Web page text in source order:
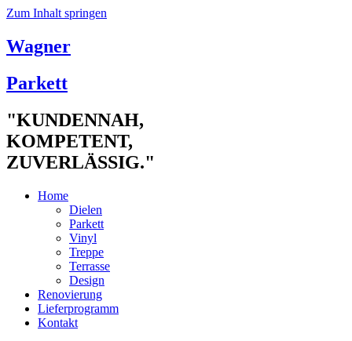
Zum Inhalt springen
Wagner
Parkett
"KUNDENNAH,
KOMPETENT,
ZUVERLÄSSIG."
Home
Dielen
Parkett
Vinyl
Treppe
Terrasse
Design
Renovierung
Lieferprogramm
Kontakt